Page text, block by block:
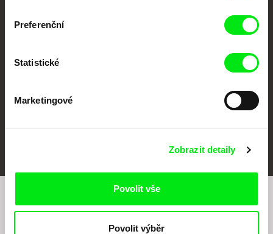
Preferenční
Statistické
Marketingové
Zobrazit detaily
Povolit vše
Povolit výběr
DOK Leipzig
FIDMarseille MFDF Ji.hlava Visions du Réel
Chcete být pravidelně informováni o našem
filmovém programu?